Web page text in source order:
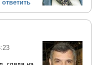
ответить